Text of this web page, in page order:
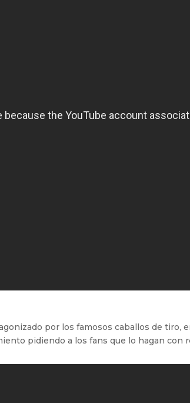
por los famosos caballos de tiro,
pidiendo a los fans que lo hagan con